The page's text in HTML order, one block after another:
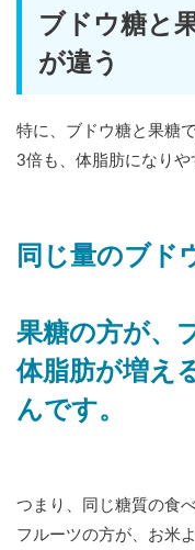
ブドウ糖と
が違う
特に、ブドウ糖と果糖で
3倍も、体脂肪になりや
同じ量のブド
果糖の方が、
体脂肪が増え
んです。
つまり、同じ糖質の食べ
フルーツの方が、お米